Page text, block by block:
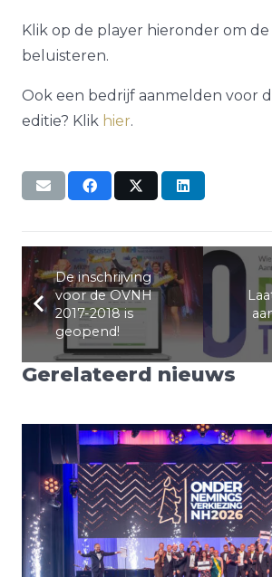
Klik op de player hieronder om
beluisteren.
Ook een bedrijf aanmelden voor
editie? Klik hier.
De inschrijving
voor de OVNH
2017-2018 is
geopend!
Gerelateerd nieuws